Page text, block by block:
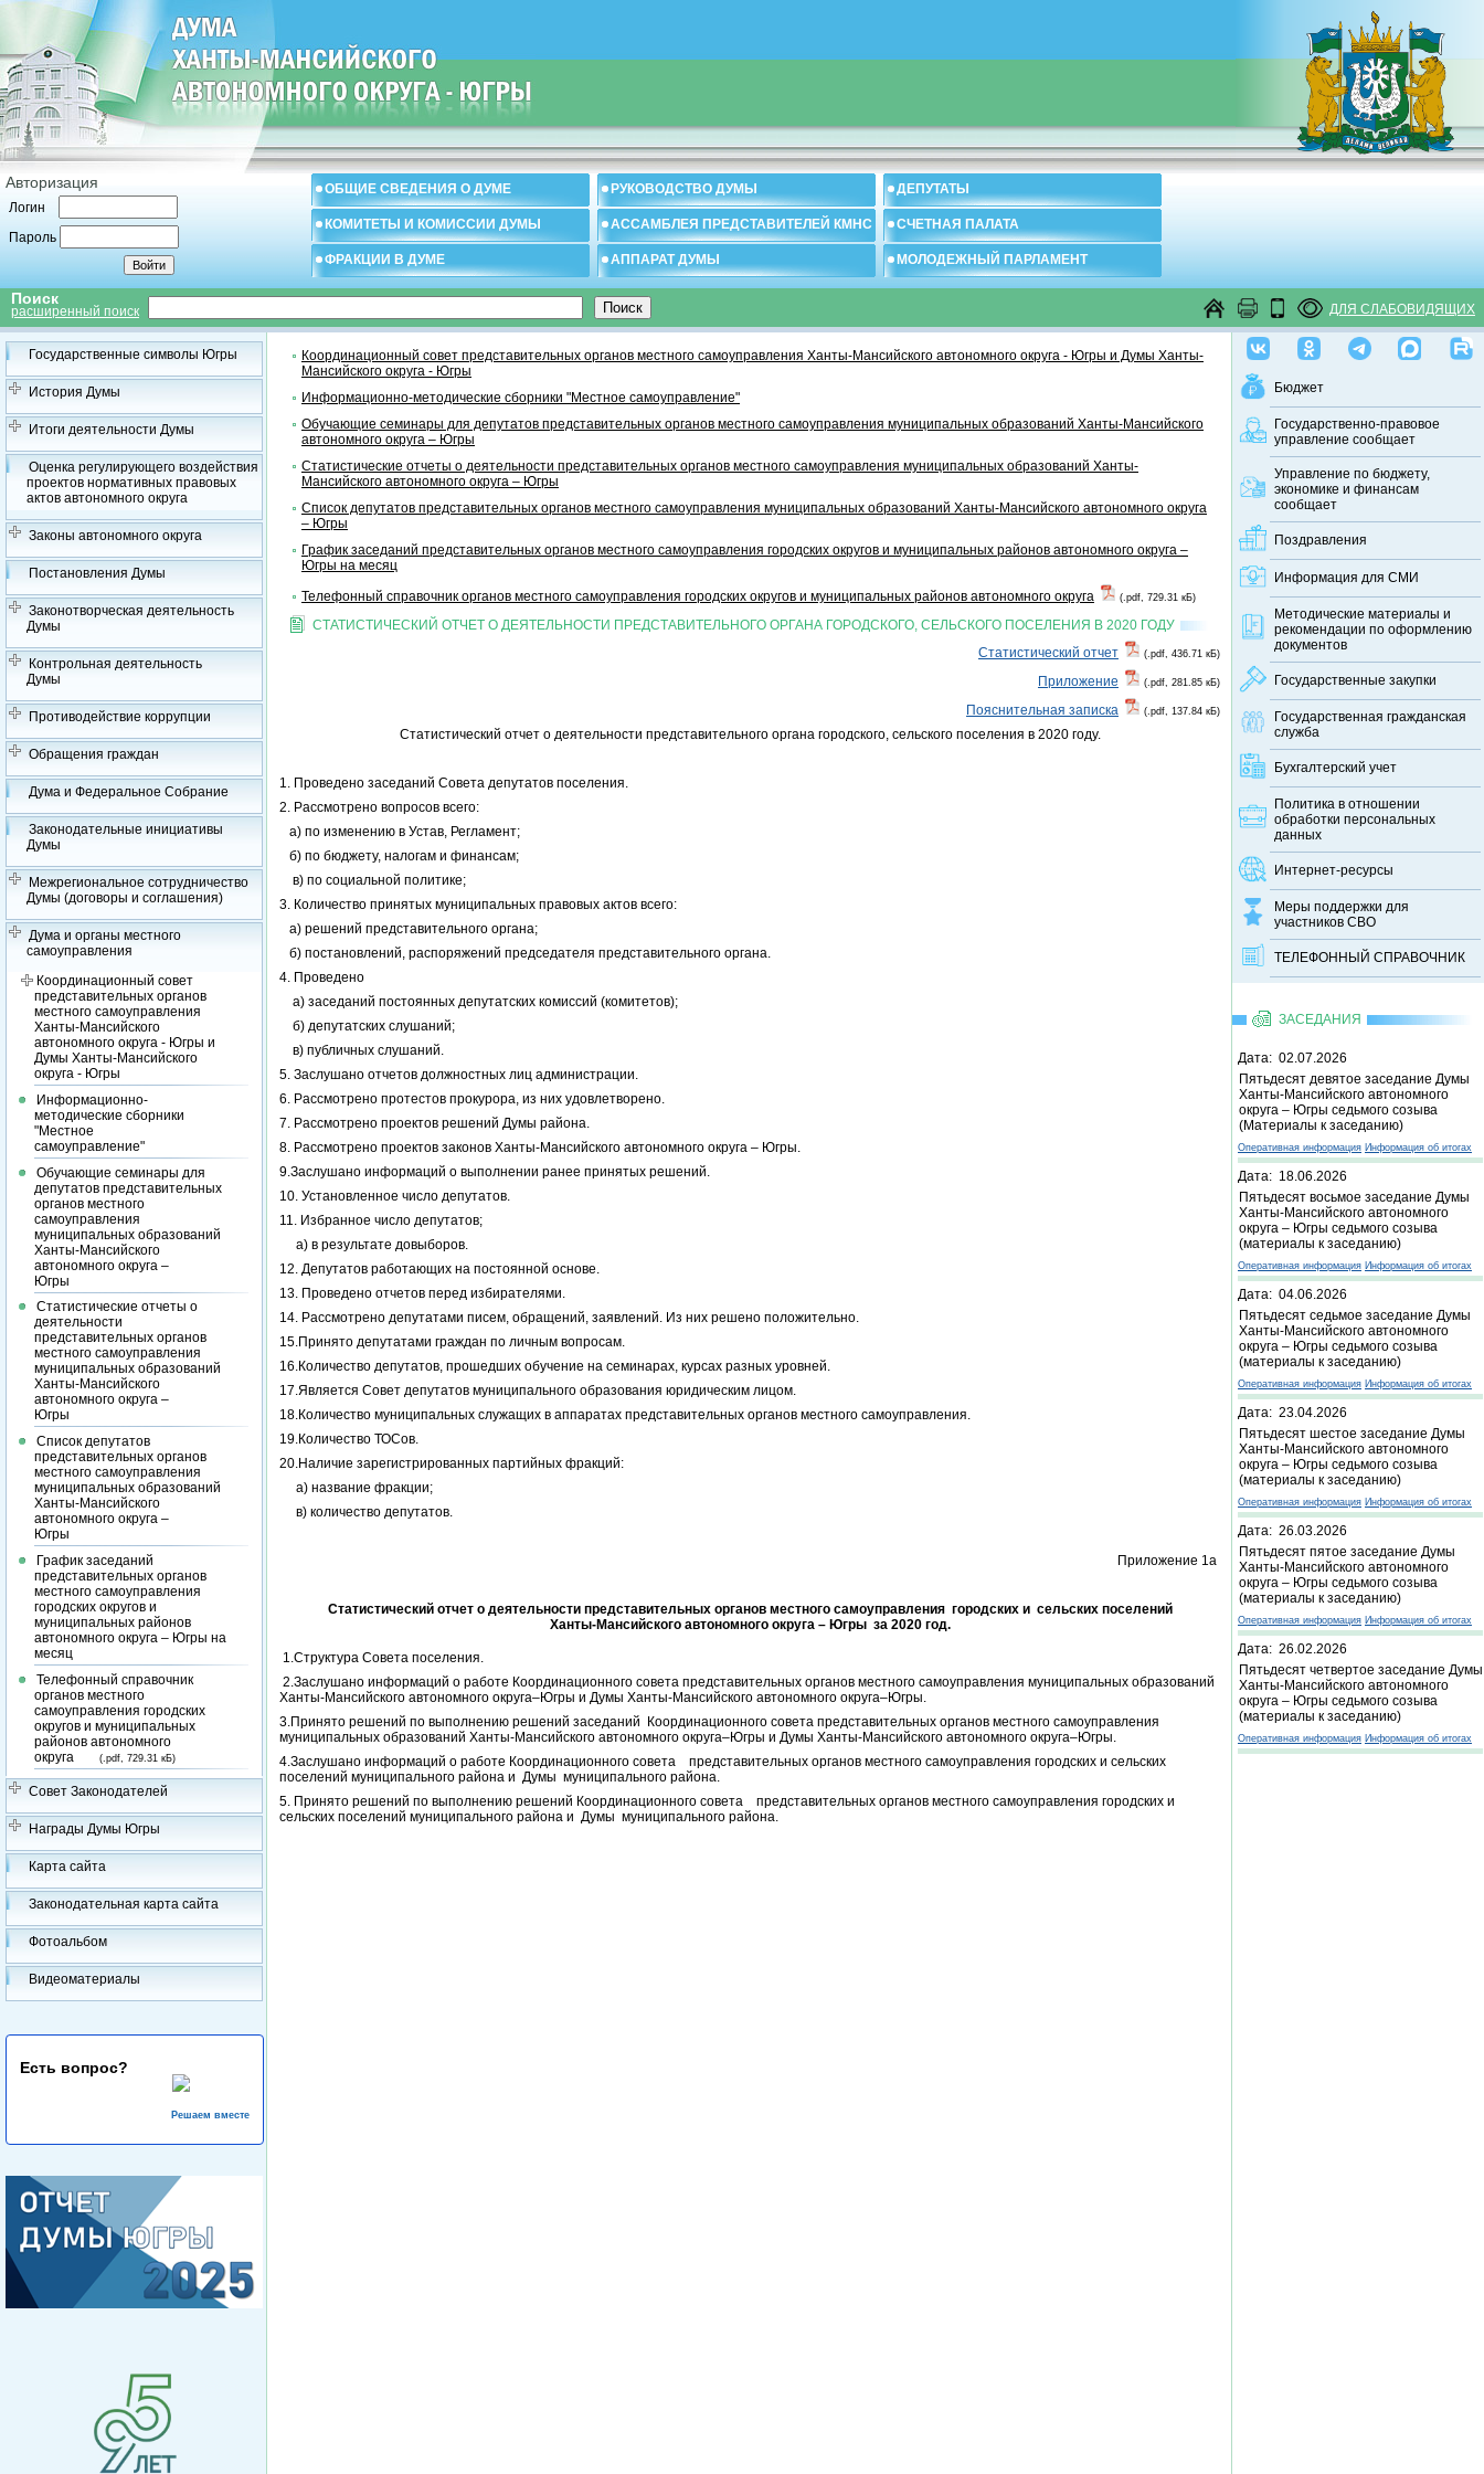
Авторизация
Логин
Пароль
ОБЩИЕ СВЕДЕНИЯ О ДУМЕ РУКОВОДСТВО ДУМЫ ДЕПУТАТЫ
КОМИТЕТЫ И КОМИССИИ ДУМЫ АССАМБЛЕЯ ПРЕДСТАВИТЕЛЕЙ КМНС СЧЕТНАЯ ПАЛАТА
ФРАКЦИИ В ДУМЕ АППАРАТ ДУМЫ МОЛОДЕЖНЫЙ ПАРЛАМЕНТ
Поиск
расширенный поиск ДЛЯ СЛАБОВИДЯЩИХ
Государственные символы Югры
История Думы
Итоги деятельности Думы
Оценка регулирующего воздействия
проектов нормативных правовых
актов автономного округа
Законы автономного округа
Постановления Думы
Законотворческая деятельность
Думы
Контрольная деятельность
Думы
Противодействие коррупции
Обращения граждан
Дума и Федеральное Собрание
Законодательные инициативы
Думы
Межрегиональное сотрудничество
Думы (договоры и соглашения)
Дума и органы местного
самоуправления
Координационный совет
представительных органов
местного самоуправления
Ханты-Мансийского
автономного округа - Югры и
Думы Ханты-Мансийского
округа - Югры
Информационно-
методические сборники
"Местное
самоуправление"
Обучающие семинары для
депутатов представительных
органов местного
самоуправления
муниципальных образований
Ханты-Мансийского
автономного округа –
Югры
Статистические отчеты о
деятельности
представительных органов
местного самоуправления
муниципальных образований
Ханты-Мансийского
автономного округа –
Югры
Список депутатов
представительных органов
местного самоуправления
муниципальных образований
Ханты-Мансийского
автономного округа –
Югры
График заседаний
представительных органов
местного самоуправления
городских округов и
муниципальных районов
автономного округа – Югры на
месяц
Телефонный справочник
органов местного
самоуправления городских
округов и муниципальных
районов автономного
округа
(.pdf, 729.31 кБ)
Совет Законодателей
Награды Думы Югры
Карта сайта
Законодательная карта сайта
Фотоальбом
Видеоматериалы
Есть вопрос?
Решаем вместе
Бюджет
Государственно-правовое
управление сообщает
Управление по бюджету,
экономике и финансам
сообщает
Поздравления
Информация для СМИ
Методические материалы и
рекомендации по оформлению
документов
Государственные закупки
Государственная гражданская
служба
Бухгалтерский учет
Политика в отношении
обработки персональных
данных
Интернет-ресурсы
Меры поддержки для
участников СВО
ТЕЛЕФОННЫЙ CПРАВОЧНИК
ЗАСЕДАНИЯ
Дата: 02.07.2026
Пятьдесят девятое заседание Думы
Ханты-Мансийского автономного
округа – Югры седьмого созыва
(Материалы к заседанию)
Оперативная информация Информация об итогах
Дата: 18.06.2026
Пятьдесят восьмое заседание Думы
Ханты-Мансийского автономного
округа – Югры седьмого созыва
(материалы к заседанию)
Оперативная информация Информация об итогах
Дата: 04.06.2026
Пятьдесят седьмое заседание Думы
Ханты-Мансийского автономного
округа – Югры седьмого созыва
(материалы к заседанию)
Оперативная информация Информация об итогах
Дата: 23.04.2026
Пятьдесят шестое заседание Думы
Ханты-Мансийского автономного
округа – Югры седьмого созыва
(материалы к заседанию)
Оперативная информация Информация об итогах
Дата: 26.03.2026
Пятьдесят пятое заседание Думы
Ханты-Мансийского автономного
округа – Югры седьмого созыва
(материалы к заседанию)
Оперативная информация Информация об итогах
Дата: 26.02.2026
Пятьдесят четвертое заседание Думы
Ханты-Мансийского автономного
округа – Югры седьмого созыва
(материалы к заседанию)
Оперативная информация Информация об итогах
Координационный совет представительных органов местного самоуправления Ханты-Мансийского автономного округа - Югры и Думы Ханты-
Мансийского округа - Югры
Информационно-методические сборники "Местное самоуправление"
Обучающие семинары для депутатов представительных органов местного самоуправления муниципальных образований Ханты-Мансийского
автономного округа – Югры
Статистические отчеты о деятельности представительных органов местного самоуправления муниципальных образований Ханты-
Мансийского автономного округа – Югры
Список депутатов представительных органов местного самоуправления муниципальных образований Ханты-Мансийского автономного округа
– Югры
График заседаний представительных органов местного самоуправления городских округов и муниципальных районов автономного округа –
Югры на месяц
Телефонный справочник органов местного самоуправления городских округов и муниципальных районов автономного округа
(.pdf, 729.31 кБ)
СТАТИСТИЧЕСКИЙ ОТЧЕТ О ДЕЯТЕЛЬНОСТИ ПРЕДСТАВИТЕЛЬНОГО ОРГАНА ГОРОДСКОГО, СЕЛЬСКОГО ПОСЕЛЕНИЯ В 2020 ГОДУ
Статистический отчет
(.pdf, 436.71 кБ)
Приложение (.pdf, 281.85 кБ)
Пояснительная записка (.pdf, 137.84 кБ)
Статистический отчет о деятельности представительного органа городского, сельского поселения в 2020 году.
1. Проведено заседаний Совета депутатов поселения.
2. Рассмотрено вопросов всего:
а) по изменению в Устав, Регламент;
б) по бюджету, налогам и финансам;
в) по социальной политике;
3. Количество принятых муниципальных правовых актов всего:
а) решений представительного органа;
б) постановлений, распоряжений председателя представительного органа.
4. Проведено
а) заседаний постоянных депутатских комиссий (комитетов);
б) депутатских слушаний;
в) публичных слушаний.
5. Заслушано отчетов должностных лиц администрации.
6. Рассмотрено протестов прокурора, из них удовлетворено.
7. Рассмотрено проектов решений Думы района.
8. Рассмотрено проектов законов Ханты-Мансийского автономного округа – Югры.
9.Заслушано информаций о выполнении ранее принятых решений.
10. Установленное число депутатов.
11. Избранное число депутатов;
а) в результате довыборов.
12. Депутатов работающих на постоянной основе.
13. Проведено отчетов перед избирателями.
14. Рассмотрено депутатами писем, обращений, заявлений. Из них решено положительно.
15.Принято депутатами граждан по личным вопросам.
16.Количество депутатов, прошедших обучение на семинарах, курсах разных уровней.
17.Является Совет депутатов муниципального образования юридическим лицом.
18.Количество муниципальных служащих в аппаратах представительных органов местного самоуправления.
19.Количество ТОСов.
20.Наличие зарегистрированных партийных фракций:
а) название фракции;
в) количество депутатов.
Приложение 1а
Статистический отчет о деятельности представительных органов местного самоуправления городских и сельских поселений
Ханты-Мансийского автономного округа – Югры за 2020 год.
1.Структура Совета поселения.
2.Заслушано информаций о работе Координационного совета представительных органов местного самоуправления муниципальных образований
Ханты-Мансийского автономного округа–Югры и Думы Ханты-Мансийского автономного округа–Югры.
3.Принято решений по выполнению решений заседаний Координационного совета представительных органов местного самоуправления
муниципальных образований Ханты-Мансийского автономного округа–Югры и Думы Ханты-Мансийского автономного округа–Югры.
4.Заслушано информаций о работе Координационного совета представительных органов местного самоуправления городских и сельских
поселений муниципального района и Думы муниципального района.
5. Принято решений по выполнению решений Координационного совета представительных органов местного самоуправления городских и
сельских поселений муниципального района и Думы муниципального района.